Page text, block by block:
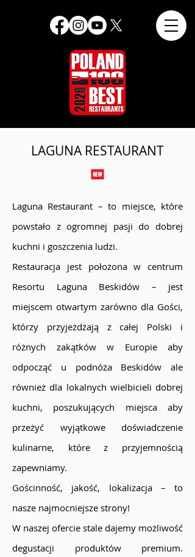
LAGUNA RESTAURANT
Laguna Restaurant – to miejsce, które
powstało z ogromnej pasji do dobrej
kuchni i goszczenia ludzi.
Restauracja jest położona w centrum
Resortu Laguna Beskidów – jest
miejscem otwartym zarówno dla Gości,
którzy przyjeżdżają z całej Polski i
różnych zakątków w Europie aby
odpocząć u podnóża Beskidów ale
również dla lokalnych wielbicieli dobrej
kuchni, poszukujących miejsca aby
przeżyć wyjątkowe doświadczenie
kulinarne, które z przyjemnością
zapewniamy.
Gościnność, jakość, lokalizacja – to
nasze najmocniejsze strony!
W naszej ofercie stale dajemy możliwość
degustacji produktów premium.